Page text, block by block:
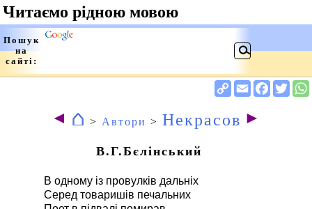
◄ ⌂ > Автори > Некрасов ►
В.Г.Бєлінський
В одному із провулків дальніх
Серед товаришів печальних